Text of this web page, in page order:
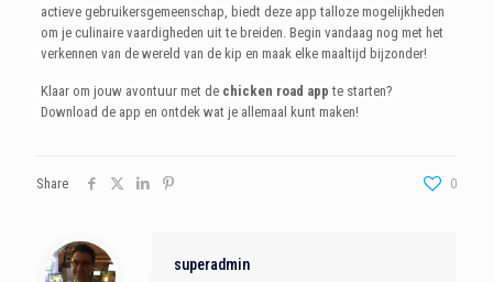
actieve gebruikersgemeenschap, biedt deze app talloze mogelijkheden
om je culinaire vaardigheden uit te breiden. Begin vandaag nog met het
verkennen van de wereld van de kip en maak elke maaltijd bijzonder!
Klaar om jouw avontuur met de chicken road app te starten?
Download de app en ontdek wat je allemaal kunt maken!
Share 0
superadmin